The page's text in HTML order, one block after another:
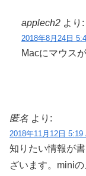
applech2 より:
2018年8月24日
Macにマウス
匿名 より:
2018年11月12日 5:19
知りたい情報が
ざいます。mini